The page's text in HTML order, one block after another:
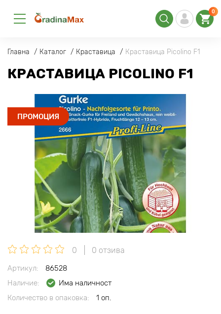
0
Главна Каталог Краставица Краставица Picolino F1
КРАСТАВИЦА PICOLINO F1
ПРОМОЦИЯ
0 0 отзива
Артикул:
86528
Наличие:
Има наличност
Количество в опаковка:
1 оп.